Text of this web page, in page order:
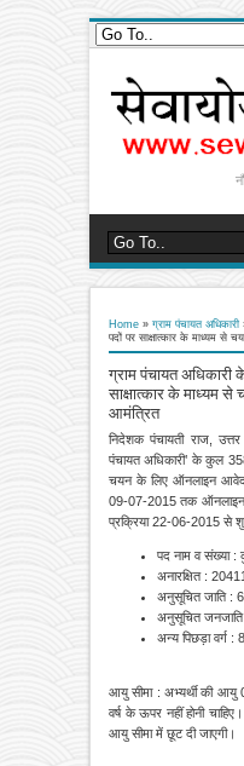
Home » ग्राम पंचायत अधिकारी
पदों पर साक्षात्कार के माध्यम
ग्राम पंचायत अधिकारी
साक्षात्कार के माध्यम
आमंत्रित
निदेशक पंचायती राज,
पंचायत अधिकारी’ के कुल
चयन के लिए ऑनलाइन
09-07-2015 तक
प्रक्रिया 22-06-2015 से
पद नाम व संख्या :
अनारक्षित : 20411
अनुसूचित जाति :
अनुसूचित
अन्य पिछड़ा वर्ग :
आयु सीमा : अभ्यर्थी की
वर्ष के ऊपर नहीं होनी
आयु सीमा में छूट दी जाएगी।